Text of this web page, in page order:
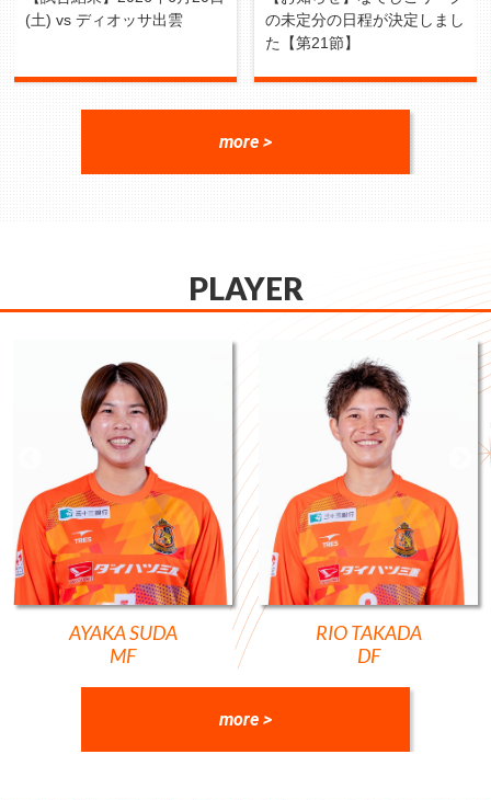
(土) vs ディオッサ出雲
の未定分の日程が決定しまし
た【第21節】
more >
PLAYER
AYAKA SUDA
MF
RIO TAKADA
DF
more >